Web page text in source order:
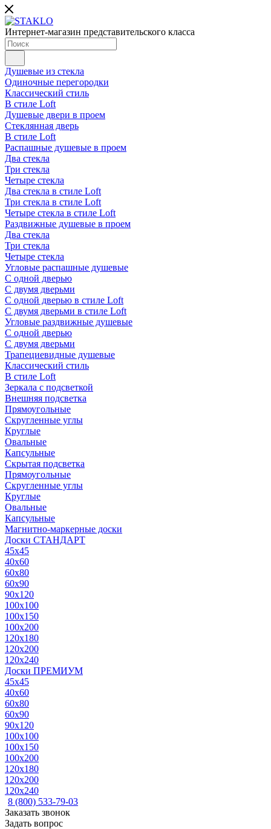
Интернет-магазин представительского класса
Душевые из стекла
Одиночные перегородки
Классический стиль
В стиле Loft
Душевые двери в проем
Стеклянная дверь
В стиле Loft
Распашные душевые в проем
Два стекла
Три стекла
Четыре стекла
Два стекла в стиле Loft
Три стекла в стиле Loft
Четыре стекла в стиле Loft
Раздвижные душевые в проем
Два стекла
Три стекла
Четыре стекла
Угловые распашные душевые
С одной дверью
С двумя дверьми
С одной дверью в стиле Loft
С двумя дверьми в стиле Loft
Угловые раздвижные душевые
С одной дверью
С двумя дверьми
Трапециевидные душевые
Классический стиль
В стиле Loft
Зеркала с подсветкой
Внешняя подсветка
Прямоугольные
Скругленные углы
Круглые
Овальные
Капсульные
Скрытая подсветка
Прямоугольные
Скругленные углы
Круглые
Овальные
Капсульные
Магнитно-маркерные доски
Доски СТАНДАРТ
45x45
40x60
60x80
60x90
90x120
100x100
100x150
100x200
120x180
120x200
120x240
Доски ПРЕМИУМ
45x45
40x60
60x80
60x90
90x120
100x100
100x150
100x200
120x180
120x200
120x240
8 (800) 533-79-03
Заказать звонок
Задать вопрос